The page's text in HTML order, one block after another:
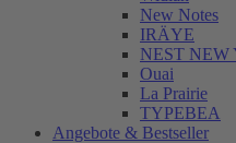
New Notes
IRÄYE
NEST NEW
Ouai
La Prairie
TYPEBEA
Angebote & Bestseller